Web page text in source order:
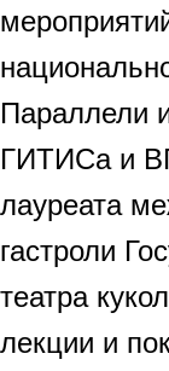
Параллели
ГИТИСа и
лауреата
гастроли
театра
лекции и